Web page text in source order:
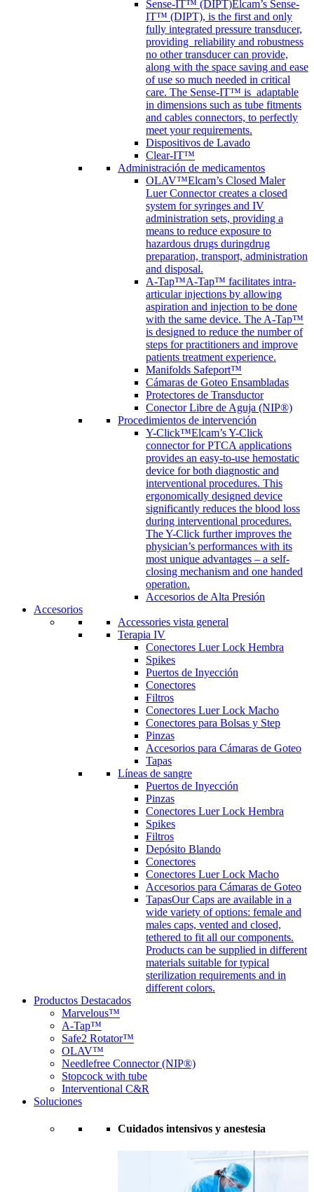
Sense-IT™ (DIPT)Elcam’s Sense-
IT™ (DIPT), is the first and only
fully integrated pressure transducer,
providing reliability and robustness
no other transducer can provide,
along with the space saving and ease
of use so much needed in critical
care. The Sense-IT™ is adaptable
in dimensions such as tube fitments
and cables connectors, to perfectly
meet your requirements.
Dispositivos de Lavado
Clear-IT™
Administración de medicamentos
OLAV™Elcam’s Closed Maler
Luer Connector creates a closed
system for syringes and IV
administration sets, providing a
means to reduce exposure to
hazardous drugs duringdrug
preparation, transport, administration
and disposal.
A-Tap™A-Tap™ facilitates intra-
articular injections by allowing
aspiration and injection to be done
with the same device. The A-Tap™
is designed to reduce the number of
steps for practitioners and improve
patients treatment experience.
Manifolds Safeport™
Cámaras de Goteo Ensambladas
Protectores de Transductor
Conector Libre de Aguja (NIP®)
Procedimientos de intervención
Y-Click™Elcam’s Y-Click
connector for PTCA applications
provides an easy-to-use hemostatic
device for both diagnostic and
interventional procedures. This
ergonomically designed device
significantly reduces the blood loss
during interventional procedures.
The Y-Click further improves the
physician’s performances with its
most unique advantages – a self-
closing mechanism and one handed
operation.
Accesorios de Alta Presión
Accesorios
Accessories vista general
Terapia IV
Conectores Luer Lock Hembra
Spikes
Puertos de Inyección
Conectores
Filtros
Conectores Luer Lock Macho
Conectores para Bolsas y Step
Pinzas
Accesorios para Cámaras de Goteo
Tapas
Líneas de sangre
Puertos de Inyección
Pinzas
Conectores Luer Lock Hembra
Spikes
Filtros
Depósito Blando
Conectores
Conectores Luer Lock Macho
Accesorios para Cámaras de Goteo
TapasOur Caps are available in a
wide variety of options: female and
males caps, vented and closed,
tethered to fit all our components.
Products can be supplied in different
materials suitable for typical
sterilization requirements and in
different colors.
Productos Destacados
Marvelous™
A-Tap™
Safe2 Rotator™
OLAV™
Needlefree Connector (NIP®)
Stopcock with tube
Interventional C&R
Soluciones
Cuidados intensivos y anestesia